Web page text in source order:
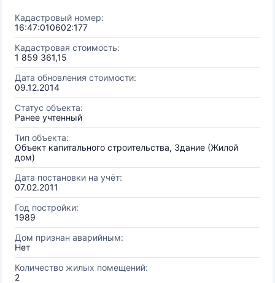
Кадастровый номер:
16:47:010602:177
Кадастровая стоимость:
1 859 361,15
Дата обновления стоимости:
09.12.2014
Статус объекта:
Ранее учтенный
Тип объекта:
Объект капитального строительства, Здание (Жилой
дом)
Дата постановки на учёт:
07.02.2011
Год постройки:
1989
Дом признан аварийным:
Нет
Количество жилых помещений:
2